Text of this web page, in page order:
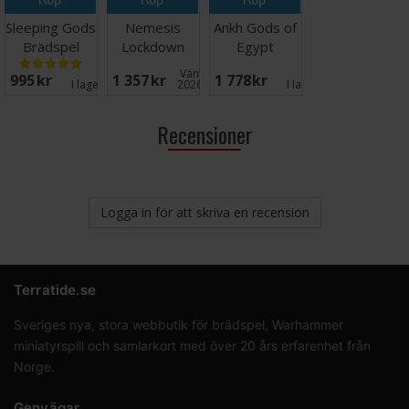
Sleeping Gods
Brädspel
995 SEK I lager:
Nemesis
Lockdown
Brädspel
1 357 SEK Väntas in:
2026-09-30
Ankh Gods of
Egypt
1 778 SEK I lager:
Recensioner
Logga in för att skriva en recension
Terratide.se
Sveriges nya, stora webbutik för brädspel, Warhammer
miniatyrspill och samlarkort med över 20 års erfarenhet från
Norge.